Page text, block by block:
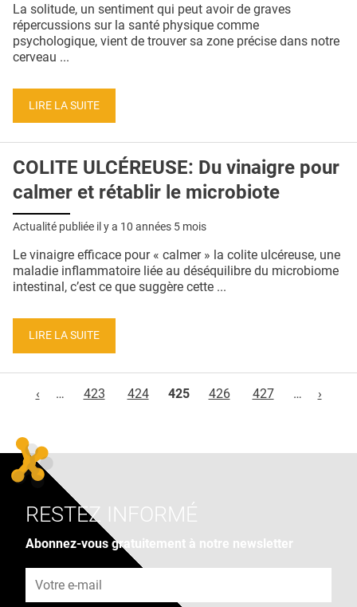
La solitude, un sentiment qui peut avoir de graves
répercussions sur la santé physique comme
psychologique, vient de trouver sa zone précise dans notre
cerveau ...
LIRE LA SUITE
COLITE ULCÉREUSE: Du vinaigre pour
calmer et rétablir le microbiote
Actualité publiée il y a 10 années 5 mois
Le vinaigre efficace pour « calmer » la colite ulcéreuse, une
maladie inflammatoire liée au déséquilibre du microbiome
intestinal, c’est ce que suggère cette ...
LIRE LA SUITE
‹
… 423 424 425 426 427 … ›
RESTEZ INFORMÉ
Abonnez-vous gratuitement à notre newsletter